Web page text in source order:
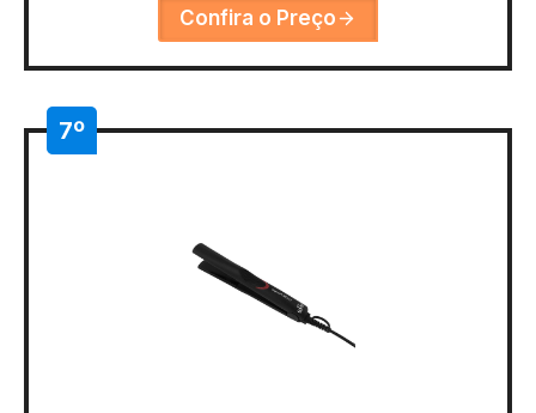
Confira o Preço
7º